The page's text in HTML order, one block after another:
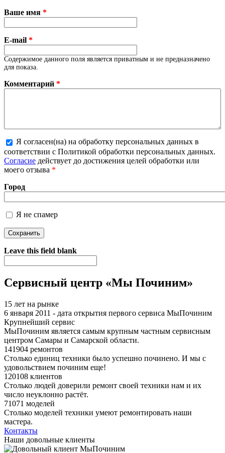
Ваше имя *
E-mail *
Содержимое данного поля является приватным и не предназначено
для показа.
Комментарий *
Более подробная информация о текстовых форматах
Я согласен(на) на обработку персональных данных в
соответствии с Политикой обработки персональных данных.
Согласие действует до достижения целей обработки или
моего отзыва *
Город
Я не спамер
Я спамер
Leave this field blank
Сервисный центр «Мы Починим»
15 лет на рынке
6 января 2011 - дата открытия первого сервиса МыПочиним
Крупнейший сервис
МыПочиним является самым крупным частным сервисным
центром Самары и Самарской области.
141904 ремонтов
Столько единиц техники было успешно починено. И мы с
удовольствием починим еще!
120108 клиентов
Столько людей доверили ремонт своей техники нам и их
число неуклонно растёт.
71071 моделей
Столько моделей техники умеют ремонтировать наши
мастера.
Контакты
Наши довольные клиенты